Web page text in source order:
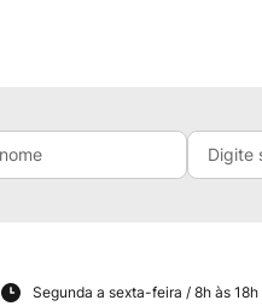
Segunda a sexta-feira / 8h às 18h